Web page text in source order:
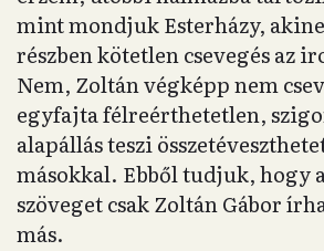
mint mondjuk Esterházy,
részben kötetlen csevegés az
Nem, Zoltán végképp nem
egyfajta félreérthetetlen,
alapállás teszi
másokkal. Ebből tudjuk, hogy
szöveget csak Zoltán Gábor
más.